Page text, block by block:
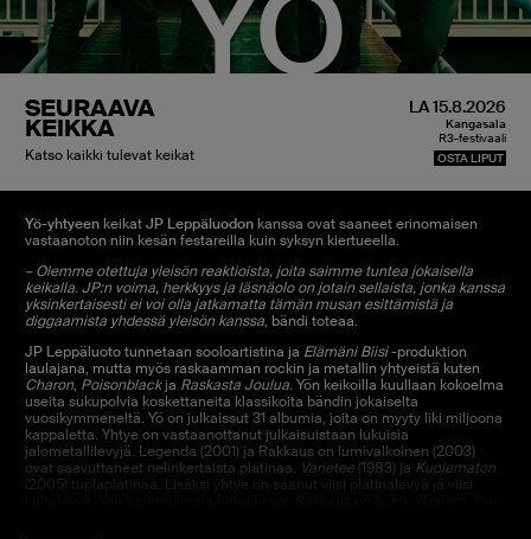
YÖ
SEURAAVA
KEIKKA
Katso kaikki tulevat keikat
LA 15.8.2026
Kangasala
R3-festivaali
OSTA LIPUT
Yö-yhtyeen keikatJP Leppäluodon kanssa ovat saaneet erinomaisen
vastaanoton niin kesän festareilla kuin syksyn kiertueella.
– Olemme otettuja yleisön reaktioista, joita saimme tuntea jokaisella
keikalla. JP:n voima, herkkyys ja läsnäolo on jotain sellaista, jonka kanssa
yksinkertaisesti ei voi olla jatkamatta tämän musan esittämistä ja
diggaamista yhdessä yleisön kanssa, bändi toteaa.
JP Leppäluoto tunnetaan sooloartistina ja Elämäni Biisi-produktion
laulajana, mutta myös raskaamman rockin ja metallin yhtyeistä kuten
Charon, Poisonblackja Raskasta Joulua. Yön keikoilla kuullaan kokoelma
useita sukupolvia koskettaneita klassikoita bändin jokaiselta
vuosikymmeneltä. Yö on julkaissut 31 albumia, joita on myyty liki miljoona
kappaletta. Yhtye on vastaanottanut julkaisuistaan lukuisia
jalometallilevyjä. Legenda (2001) ja Rakkaus on lumivalkoinen (2003)
ovat saavuttaneet nelinkertaista platinaa, Varietee (1983) ja Kuolematon
(2005) tuplaplatinaa. Lisäksi yhtye on saanut viisi platinalevyä ja viisi